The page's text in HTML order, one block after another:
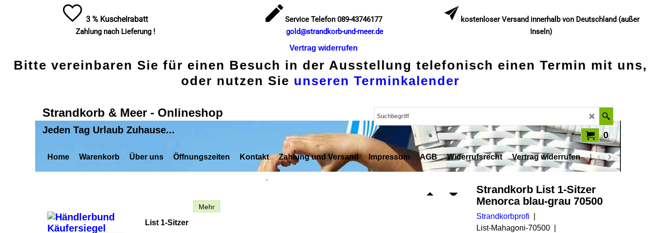
3 % Kuschelrabatt
Zahlung nach Lieferung !
Service Telefon 089-43746177
gold@strandkorb-und-meer.de
Vertrag widerrufen
kostenloser Versand innerhalb von Deutschland (außer
Inseln)
Bitte vereinbaren Sie für einen Besuch in der Ausstellung telefonisch einen Termin mit uns,
oder nutzen Sie unseren Terminkalender
Strandkorb & Meer - Onlineshop
Jeden Tag Urlaub Zuhause... 0
Home Warenkorb Über uns Öffnungszeiten Kontakt Zahlung und Versand Impressum AGB Widerrufsrecht Vertrag widerrufen Datenschutz
Strandkorb List 1-Sitzer
Menorca blau-grau 70500
Strandkorbprofi
List-Mahagoni-70500
Mehr
List 1-Sitzer